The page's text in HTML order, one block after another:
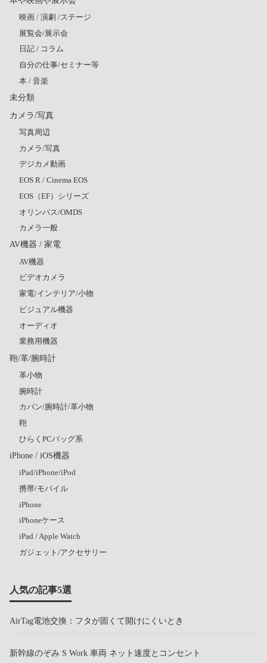
映画 / 演劇 /ステージ
展覧会/展示会
日記 / コラム
自分の仕事/セミナー等
本 / 音楽
未分類
カメラ/写真
写真周辺
カメラ/写真
デジカメ動画
EOS R / Cinema EOS
EOS（EF）シリーズ
オリンパス/OMDS
カメラ一般
AV機器 / 家電
AV機器
ビデオカメラ
家電/インテリア/小物
ビジュアル機器
オーディオ
業務用機器
鞄/革/腕時計
革小物
腕時計
カバン/腕時計/革小物
鞄
ひらくPCバッグ系
iPhone / iOS機器
iPad/iPhone/iPod
携帯/モバイル
iPhone
iPhoneケース
iPad / Apple Watch
ガジェット/アクセサリー
人気の記事5選
AirTag電池交換：フタが固くて開けにくいとき
新幹線のぞみ S Work 車両 ネット速度とコンセント